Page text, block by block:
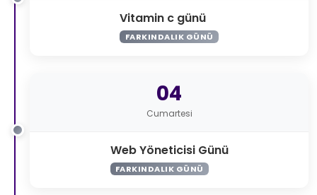
Vitamin c günü
FARKINDALIK GÜNÜ
04
Cumartesi
Web Yöneticisi Günü
FARKINDALIK GÜNÜ